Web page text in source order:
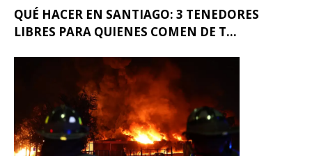
QUÉ HACER EN SANTIAGO: 3 TENEDORES
LIBRES PARA QUIENES COMEN DE T...